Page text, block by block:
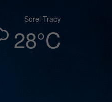
Sorel-Tracy
28°C